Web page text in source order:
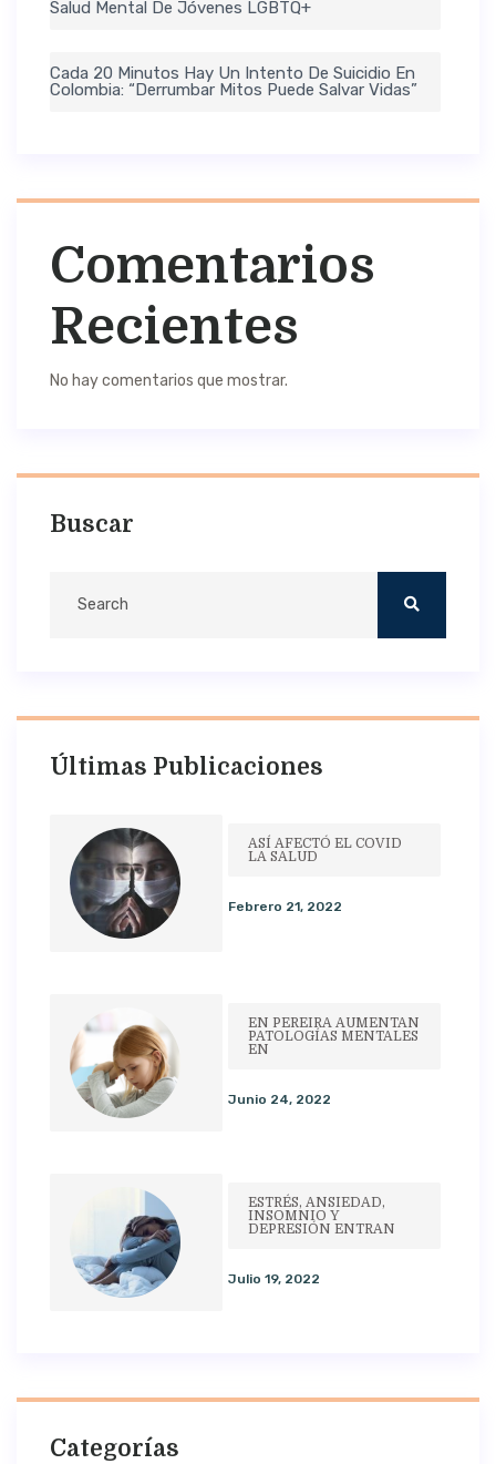
Salud Mental De Jóvenes LGBTQ+
Cada 20 Minutos Hay Un Intento De Suicidio En
Colombia: “Derrumbar Mitos Puede Salvar Vidas”
Comentarios
Recientes
No hay comentarios que mostrar.
Buscar
Últimas Publicaciones
ASÍ AFECTÓ EL COVID
LA SALUD
Febrero 21, 2022
EN PEREIRA AUMENTAN
PATOLOGÍAS MENTALES
EN
Junio 24, 2022
ESTRÉS, ANSIEDAD,
INSOMNIO Y
DEPRESIÓN ENTRAN
Julio 19, 2022
Categorías